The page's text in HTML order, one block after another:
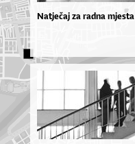
Natječaj za radna mjesta